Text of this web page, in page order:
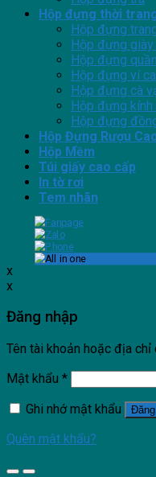
Hộp đựng thời
Hộp đựng
Hộp đựng
Hộp đựng
Hộp đựng ví
Hộp đựng cà
Hộp đựng kính
Hộp đựng
Hộp Đựng Rượu
Hộp Mềm
Túi giấy cao cấp
In tờ rơi
Tem nhãn
x
x
Đăng nhập
Tên tài khoản hoặc địa chỉ
Mật khẩu *
Ghi nhớ mật khẩu
Quên mật khẩu?